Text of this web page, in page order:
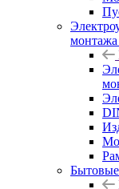
монтажа